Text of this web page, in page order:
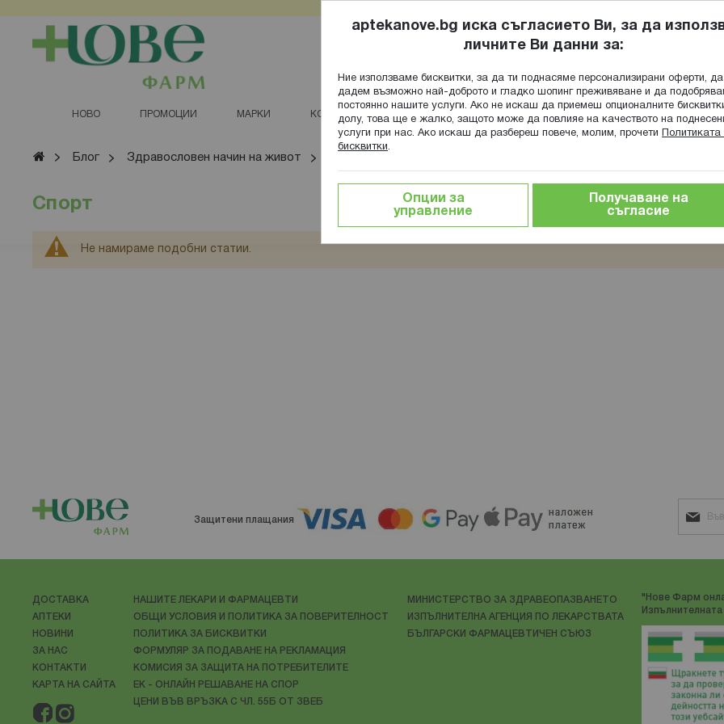
Прескачане
съдържанието
Търсене
ПОПИТАЙ
НОВО ПРОМОЦИИ МАРКИ КОЗМЕТИКА ГРИЖА ЗА МАЙКАТА И ДЕТЕТО ХРАНИТЕЛНИ ДОБАВКИ
Начало
Блог Здравословен начин на живот
Спорт
Не намираме подобни статии.
Защитени плащания
ДОСТАВКА
АПТЕКИ
НОВИНИ
ЗА НАС
КОНТАКТИ
КАРТА НА САЙТА
НАШИТЕ ЛЕКАРИ И ФАРМАЦЕВТИ
ОБЩИ УСЛОВИЯ И ПОЛИТИКА ЗА ПОВЕРИТЕЛНОСТ
ПОЛИТИКА ЗА БИСКВИТКИ
ФОРМУЛЯР ЗА ПОДАВАНЕ НА РЕКЛАМАЦИЯ
КОМИСИЯ ЗА ЗАЩИТА НА ПОТРЕБИТЕЛИТЕ
ЕК - ОНЛАЙН РЕШАВАНЕ НА СПОР
ЦЕНИ ВЪВ ВРЪЗКА С ЧЛ. 55Б ОТ ЗВЕБ
МИНИСТЕРСТВО ЗА ЗДРАВЕОПАЗВАНЕТО
ИЗПЪЛНИТЕЛНА АГЕНЦИЯ ПО ЛЕКАРСТВАТА
БЪЛГАРСКИ ФАРМАЦЕВТИЧЕН СЪЮЗ
"Нове Фарм
aptekanove.bg иска съгласието Ви, за да
личните Ви данни за:
Ние използваме бисквитки, за да ти поднасяме персонализирани оферти, да
дадем възможно най-доброто и гладко шопинг преживяване и да
постоянно нашите услуги. Ако не искаш да приемеш опционалните
долу, това ще е жалко, защото може да повлияе на качеството на
услуги при нас. Ако искаш да разбереш повече, молим, прочети
Политиката
бисквитки.
Опции за
управление
Получаване на
съгласие